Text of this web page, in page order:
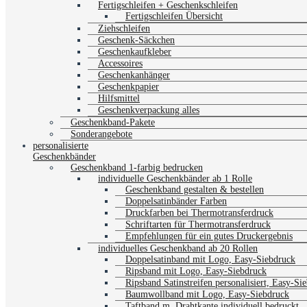
Fertigschleifen + Geschenkschleifen
Fertigschleifen Übersicht
Ziehschleifen
Geschenk-Säckchen
Geschenkaufkleber
Accessoires
Geschenkanhänger
Geschenkpapier
Hilfsmittel
Geschenkverpackung alles
Geschenkband-Pakete
Sonderangebote
personalisierte
Geschenkbänder
Geschenkband 1-farbig bedrucken
individuelle Geschenkbänder ab 1 Rolle
Geschenkband gestalten & bestellen
Doppelsatinbänder Farben
Druckfarben bei Thermotransferdruck
Schriftarten für Thermotransferdruck
Empfehlungen für ein gutes Druckergebnis
individuelles Geschenkband ab 20 Rollen
Doppelsatinband mit Logo, Easy-Siebdruck
Ripsband mit Logo, Easy-Siebdruck
Ripsband Satinstreifen personalisiert, Easy-
Baumwollband mit Logo, Easy-Siebdruck